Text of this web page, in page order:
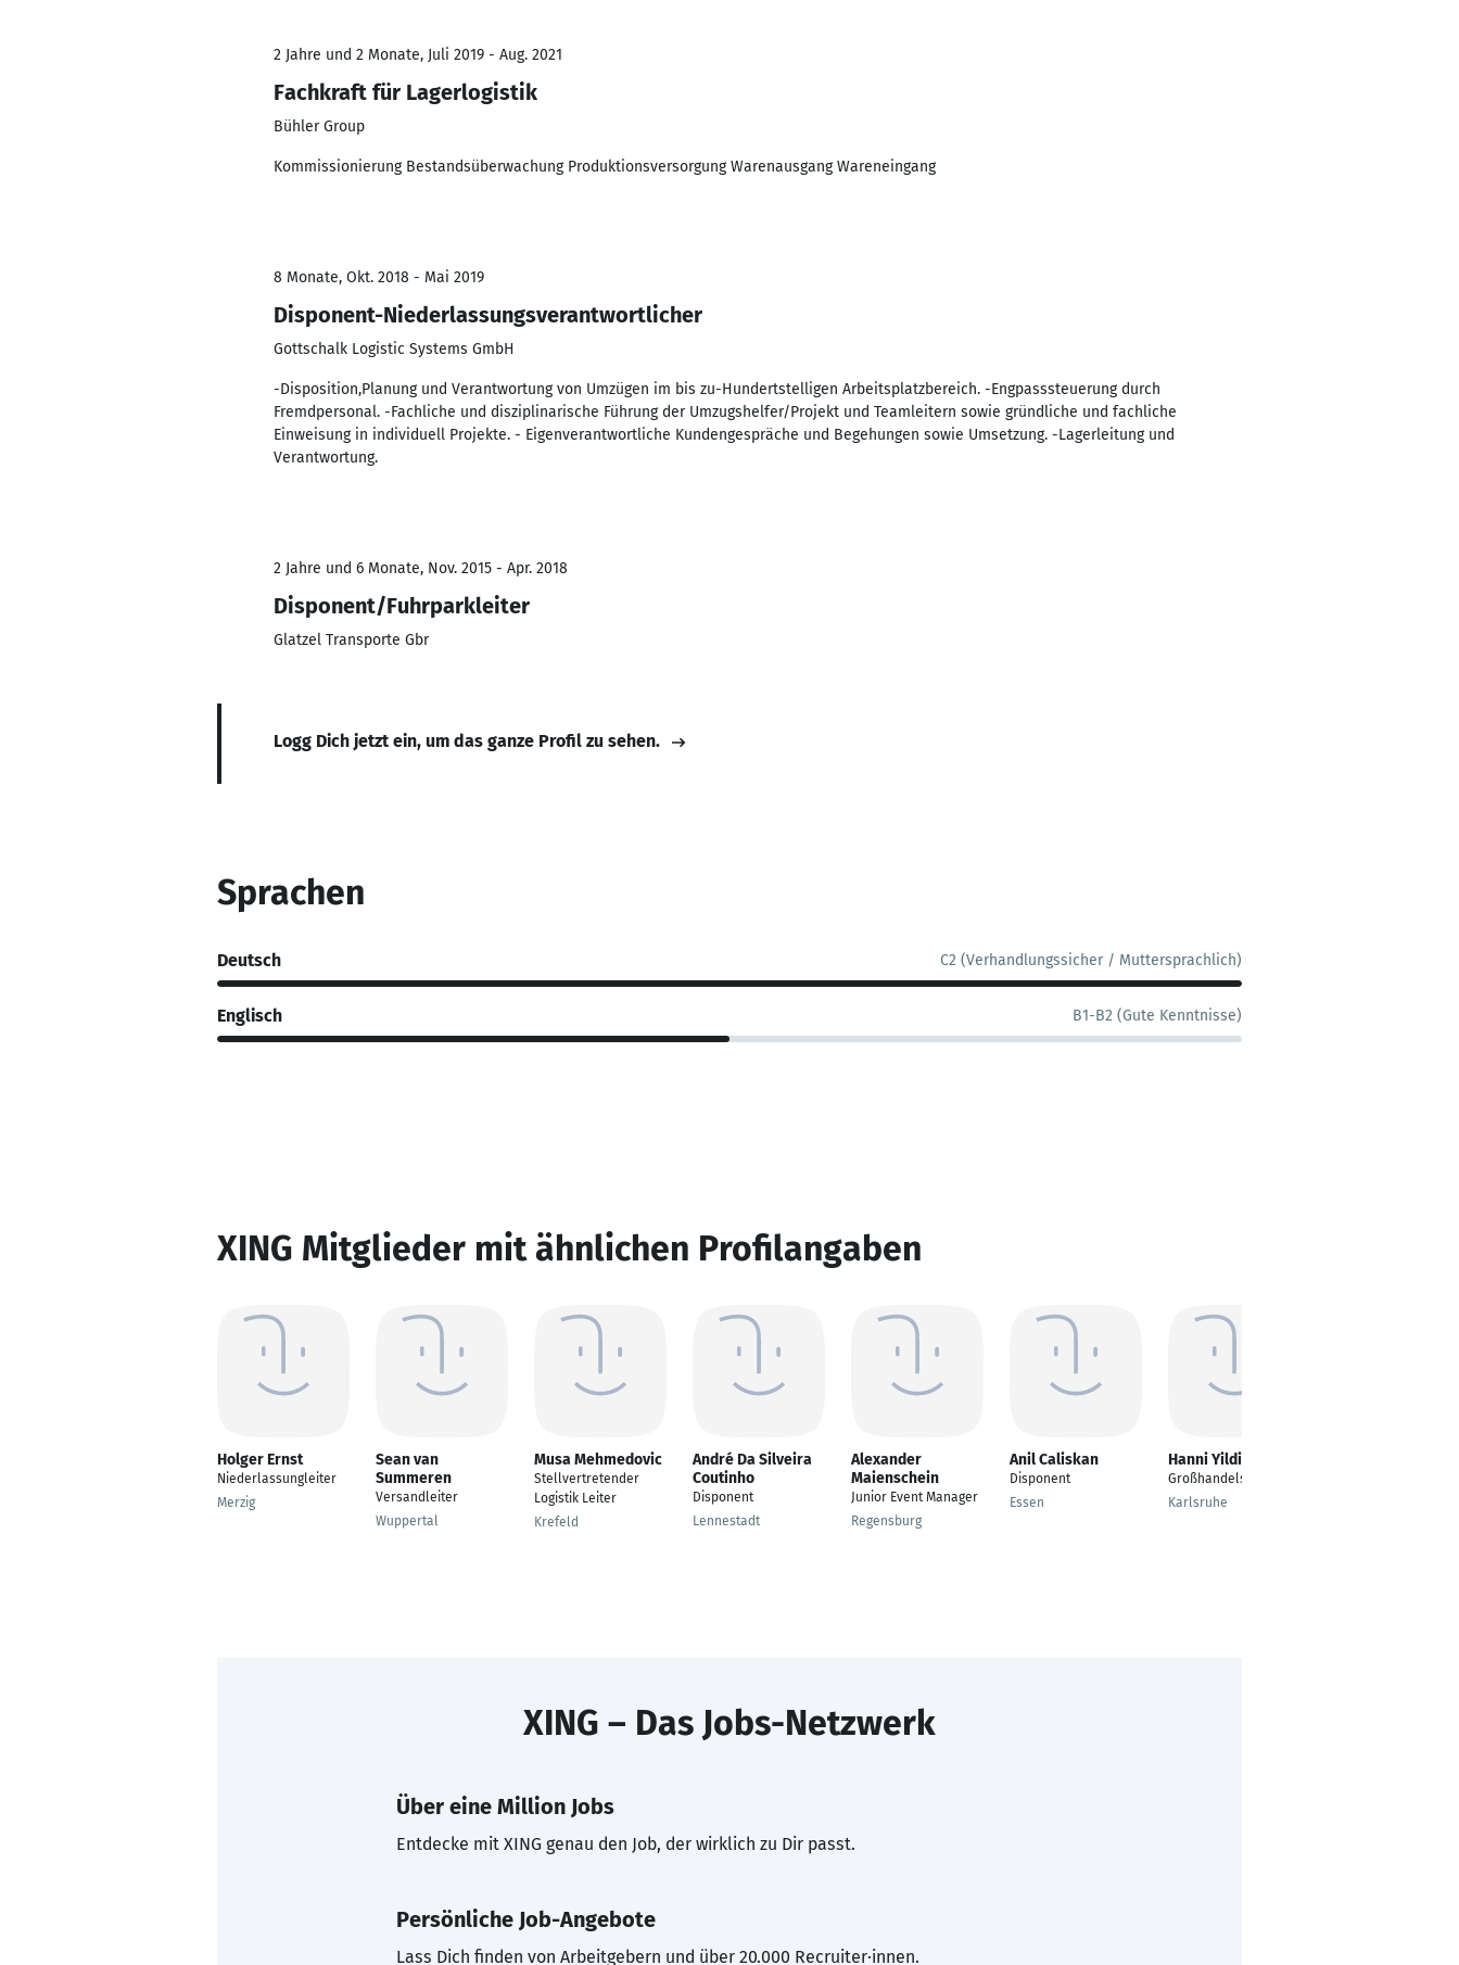
2 Jahre und 2 Monate, Juli 2019 - Aug. 2021
Fachkraft für Lagerlogistik
Bühler Group
Kommissionierung Bestandsüberwachung Produktionsversorgung Warenausgang Wareneingang
8 Monate, Okt. 2018 - Mai 2019
Disponent-Niederlassungsverantwortlicher
Gottschalk Logistic Systems GmbH
-Disposition,Planung und Verantwortung von Umzügen im bis zu-Hundertstelligen Arbeitsplatzbereich. -Engpasssteuerung durch
Fremdpersonal. -Fachliche und disziplinarische Führung der Umzugshelfer/Projekt und Teamleitern sowie gründliche und fachliche
Einweisung in individuell Projekte. - Eigenverantwortliche Kundengespräche und Begehungen sowie Umsetzung. -Lagerleitung und
Verantwortung.
2 Jahre und 6 Monate, Nov. 2015 - Apr. 2018
Disponent/Fuhrparkleiter
Glatzel Transporte Gbr
Logg Dich jetzt ein, um das ganze Profil zu sehen.
Sprachen
Deutsch C2 (Verhandlungssicher / Muttersprachlich)
Englisch B1-B2 (Gute Kenntnisse)
XING Mitglieder mit ähnlichen Profilangaben
Holger Ernst
Niederlassungleiter
Merzig
Sean van
Summeren
Versandleiter
Wuppertal
Musa Mehmedovic
Stellvertretender
Logistik Leiter
Krefeld
André Da Silveira
Coutinho
Disponent
Lennestadt
Alexander
Maienschein
Junior Event Manager
Regensburg
Anil Caliskan
Disponent
Essen
Hanni Yildirim
Großhandelskauffrau
Karlsruhe
XING – Das Jobs-Netzwerk
Über eine Million Jobs
Entdecke mit XING genau den Job, der wirklich zu Dir passt.
Persönliche Job-Angebote
Lass Dich finden von Arbeitgebern und über 20.000 Recruiter·innen.